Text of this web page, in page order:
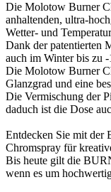
Die Molotow Burner
anhaltenden, ultra-
Wetter- und
Dank der patentierten
auch im Winter bis zu -
Die Molotow Burner
Glanzgrad und eine
Die Vermischung der
daduch ist die Dose
Entdecken Sie mit der
Chromspray für
Bis heute gilt die
wenn es um